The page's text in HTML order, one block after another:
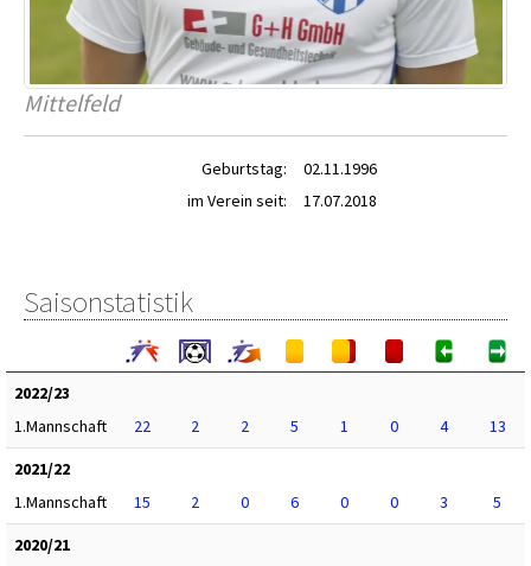
Mittelfeld
Geburtstag:
02.11.1996
im Verein seit:
17.07.2018
Saisonstatistik
2022/23
1.Mannschaft
22 2 2 5 1 0 4
13
2021/22
1.Mannschaft
15 2 0 6 0 0 3
5
2020/21